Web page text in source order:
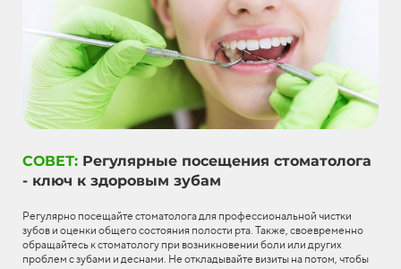
СОВЕТ: Регулярные посещения стоматолога
- ключ к здоровым зубам
Регулярно посещайте стоматолога для профессиональной чистки
зубов и оценки общего состояния полости рта. Также, своевременно
обращайтесь к стоматологу при возникновении боли или других
проблем с зубами и деснами. Не откладывайте визиты на потом, чтобы